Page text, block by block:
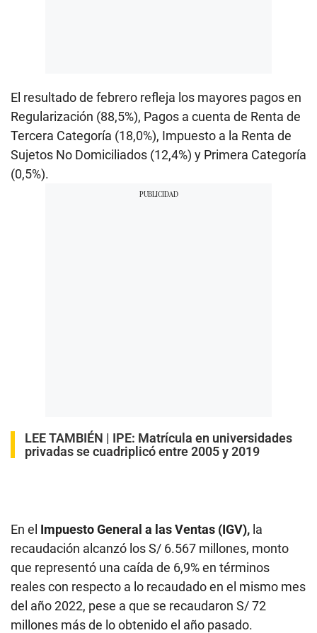
El resultado de febrero refleja los mayores pagos en
Regularización (88,5%), Pagos a cuenta de Renta de
Tercera Categoría (18,0%), Impuesto a la Renta de
Sujetos No Domiciliados (12,4%) y Primera Categoría
(0,5%).
LEE TAMBIÉN | IPE: Matrícula en universidades
privadas se cuadriplicó entre 2005 y 2019
En el Impuesto General a las Ventas (IGV), la
recaudación alcanzó los S/ 6.567 millones, monto
que representó una caída de 6,9% en términos
reales con respecto a lo recaudado en el mismo mes
del año 2022, pese a que se recaudaron S/ 72
millones más de lo obtenido el año pasado.